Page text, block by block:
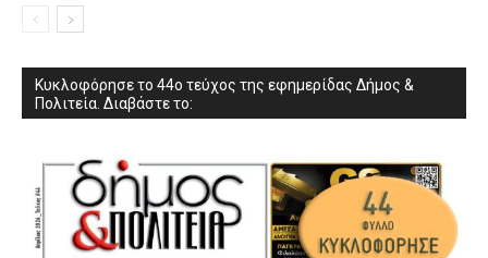
Κυκλοφόρησε το 44ο τεύχος της εφημερίδας Δήμος &
Πολιτεία. Διαβάστε το: